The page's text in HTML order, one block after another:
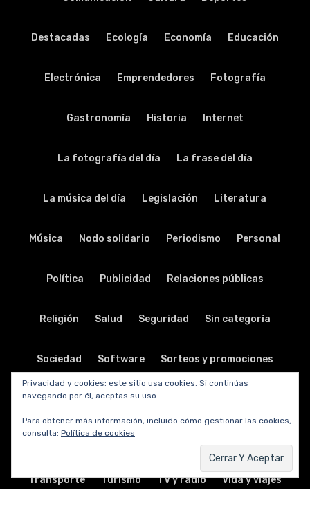
Destacadas Ecología Economía Educación
Electrónica Emprendedores Fotografía
Gastronomía Historia Internet
La fotografía del día La frase del día
La música del día Legislación Literatura
Música Nodo solidario Periodismo Personal
Política Publicidad Relaciones públicas
Religión Salud Seguridad Sin categoría
Sociedad Software Sorteos y promociones
Tabletas Teatro
Telecomunicaciones
Transporte Turismo TV y radio Vida y viajes
Privacidad y cookies: este sitio usa cookies. Si continúas
navegando por él, aceptas su uso.
Para obtener más información, incluido cómo gestionar las cookies,
consulta: Política de cookies